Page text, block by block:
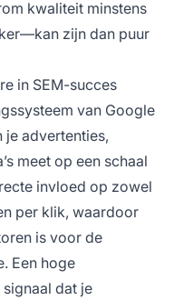
kwaliteit minstens
zijn dan puur
in SEM-succes
van Google
je advertenties,
meet op een schaal
invloed op zowel
per klik, waardoor
is voor de
Een hoge
dat je